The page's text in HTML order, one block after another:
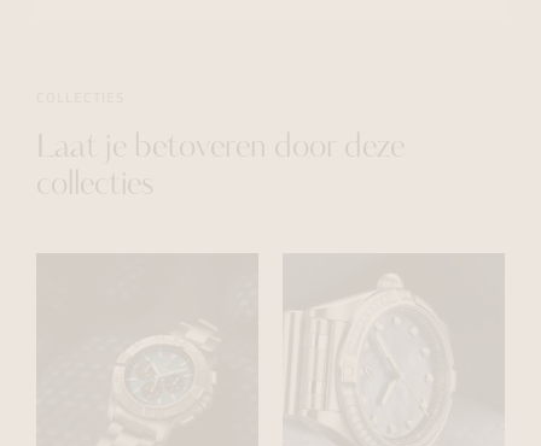
Laat je betoveren door deze
collecties